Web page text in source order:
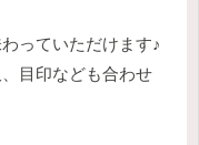
っていただけます♪
目印なども合わせ